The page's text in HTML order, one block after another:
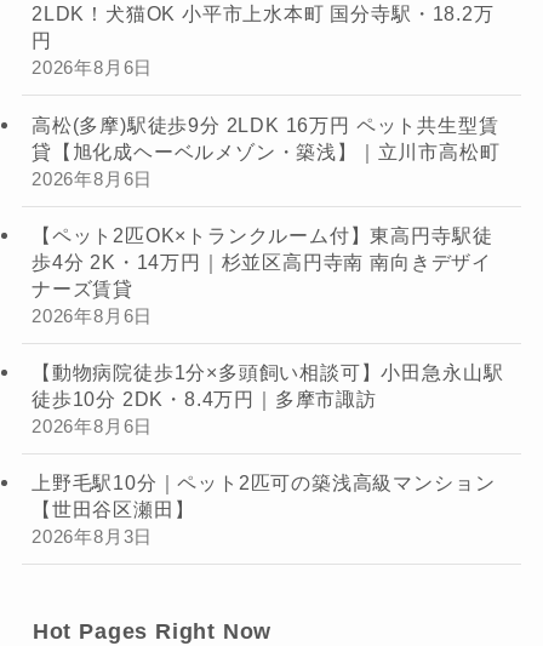
2LDK！犬猫OK 小平市上水本町 国分寺駅・18.2万
円
2026年8月6日
高松(多摩)駅徒歩9分 2LDK 16万円 ペット共生型賃
貸【旭化成ヘーベルメゾン・築浅】｜立川市高松町
2026年8月6日
【ペット2匹OK×トランクルーム付】東高円寺駅徒
歩4分 2K・14万円｜杉並区高円寺南 南向きデザイ
ナーズ賃貸
2026年8月6日
【動物病院徒歩1分×多頭飼い相談可】小田急永山駅
徒歩10分 2DK・8.4万円｜多摩市諏訪
2026年8月6日
上野毛駅10分｜ペット2匹可の築浅高級マンション
【世田谷区瀬田】
2026年8月3日
Hot Pages Right Now